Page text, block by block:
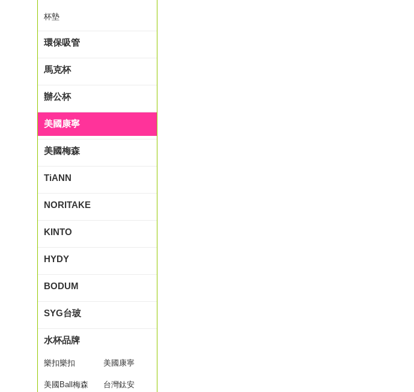
杯墊
環保吸管
馬克杯
辦公杯
美國康寧
美國梅森
TiANN
NORITAKE
KINTO
HYDY
BODUM
SYG台玻
水杯品牌
樂扣樂扣 美國康寧
美國Ball梅森 台灣鈦安